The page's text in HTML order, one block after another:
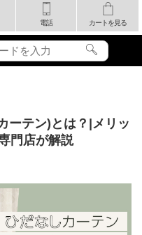
電話 カートを見る
ーテン)とは？|メリッ
門店が解説